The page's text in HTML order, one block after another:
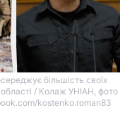
більшість своїх
/ Колаж УНІАН, фото
kostenko.roman83